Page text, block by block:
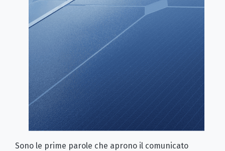
Sono le prime parole che aprono il comunicato